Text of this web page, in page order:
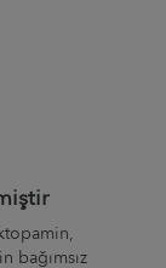
bağımsız